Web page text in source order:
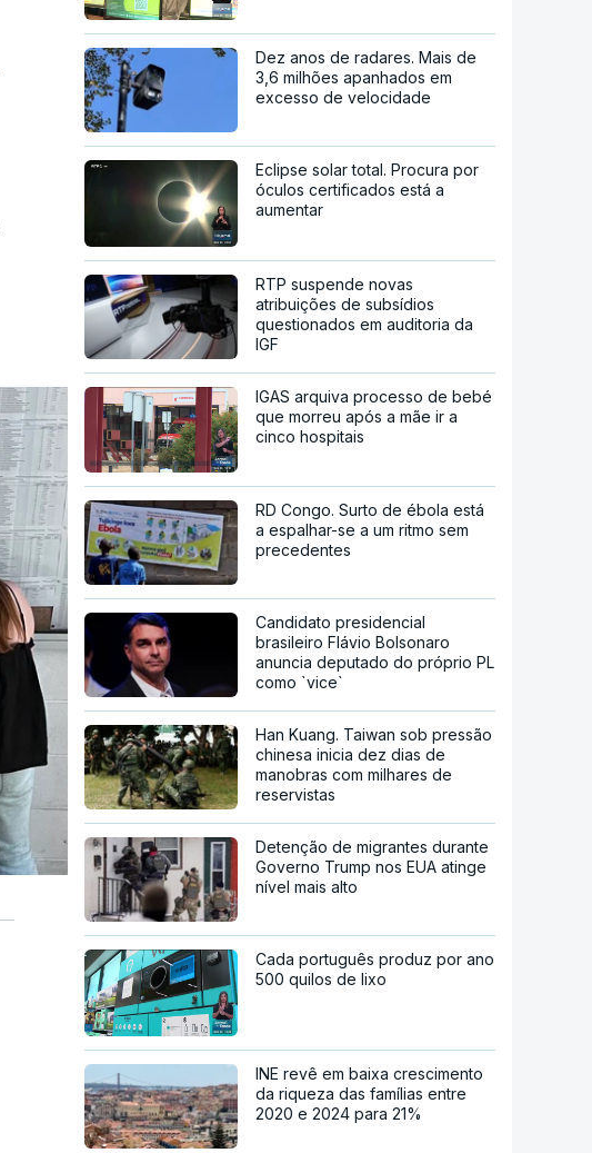
Dez anos de radares. Mais de
3,6 milhões apanhados em
excesso de velocidade
Eclipse solar total. Procura por
óculos certificados está a
aumentar
RTP suspende novas
atribuições de subsídios
questionados em auditoria da
IGF
IGAS arquiva processo de bebé
que morreu após a mãe ir a
cinco hospitais
RD Congo. Surto de ébola está
a espalhar-se a um ritmo sem
precedentes
Candidato presidencial
brasileiro Flávio Bolsonaro
anuncia deputado do próprio PL
como `vice`
Han Kuang. Taiwan sob pressão
chinesa inicia dez dias de
manobras com milhares de
reservistas
Detenção de migrantes durante
Governo Trump nos EUA atinge
nível mais alto
Cada português produz por ano
500 quilos de lixo
INE revê em baixa crescimento
da riqueza das famílias entre
2020 e 2024 para 21%